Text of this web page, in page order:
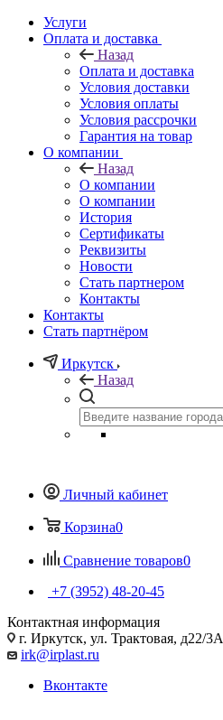
Услуги
Оплата и доставка
Назад
Оплата и доставка
Условия доставки
Условия оплаты
Условия рассрочки
Гарантия на товар
О компании
Назад
О компании
О компании
История
Сертификаты
Реквизиты
Новости
Стать партнером
Контакты
Контакты
Стать партнёром
Иркутск
Назад
Личный кабинет
Корзина0
Сравнение товаров0
+7 (3952) 48-20-45
Контактная информация
г. Иркутск, ул. Трактовая, д22/3А
irk@irplast.ru
Вконтакте